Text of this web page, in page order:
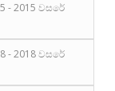
- 2015 වසරේ
- 2018 වසරේ